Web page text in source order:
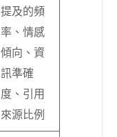
提及的頻
率、情感
傾向、資
訊準確
度、引用
來源比例